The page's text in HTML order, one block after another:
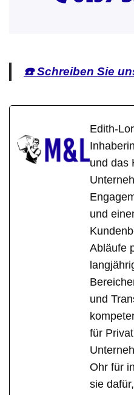
☎️ Schreiben Sie
Edith-
und das
und
Abläufe
und
für
Ohr für
sie